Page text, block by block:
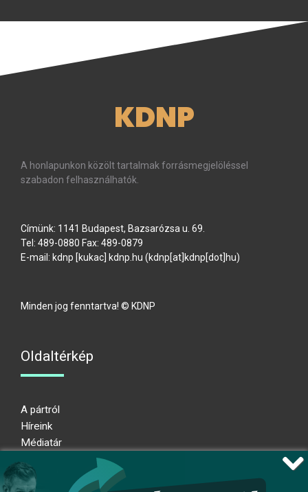
KDNP
A honlapunkon közölt tartalmak forrásmegjelöléssel
szabadon felhasználhatók.
Címünk: 1141 Budapest, Bazsarózsa u. 69.
Tel: 489-0880 Fax: 489-0879
E-mail: kdnp [kukac] kdnp.hu (kdnp[at]kdnp[dot]hu)
Minden jog fenntartva! © KDNP
Oldaltérkép
A pártról
Híreink
Médiatár
Adatkezelési nyilatkozat